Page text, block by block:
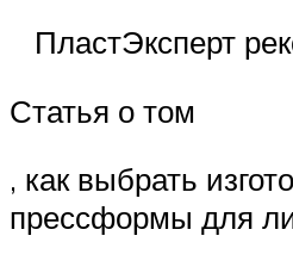
ПластЭксперт
Статья о том
, как выбрать
прессформы для